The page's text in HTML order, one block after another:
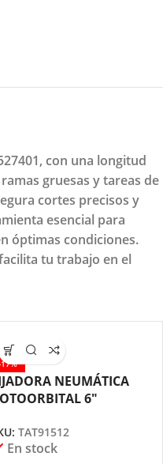
con una longitud
gruesas y tareas de
cortes precisos y
esencial para
óptimas condiciones.
tu trabajo en el
NEUMÁTICA
6″
TAT91512
En stock